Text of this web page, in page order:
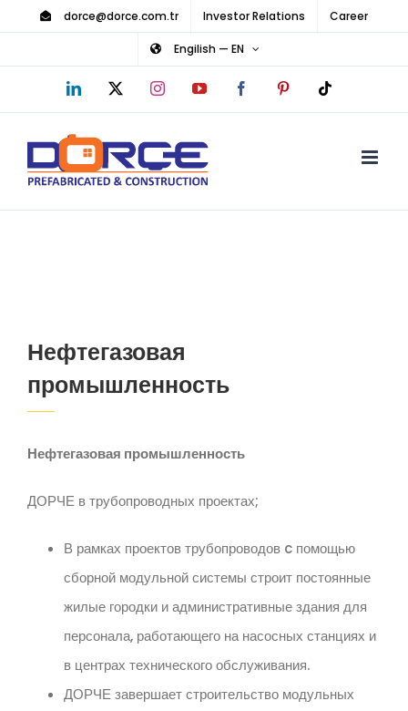
content
dorce@dorce.com.tr Investor Relations Career
Engilish — EN
LinkedIn InstagramYouTube FacebookPinterest
Нефтегазовая
промышленность
Нефтегазовая промышленность
ДОРЧЕ в трубопроводных проектах;
В рамках проектов трубопроводов c помощью
сборной модульной системы строит постоянные
жилые городки и административные здания для
персонала, работающего на насосных станциях и
в центрах технического обслуживания.
ДОРЧЕ завершает строительство модульных